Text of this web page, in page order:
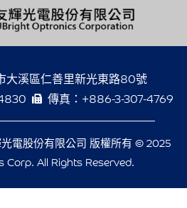
大溪區仁善里新光東路80號
傳真：+886-3-307-4769
電股份有限公司 版權所有 © 2025
Corp. All Rights Reserved.